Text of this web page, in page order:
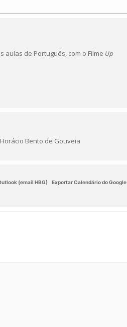
aulas de Português, com o Filme Up
Bento de Gouveia
(email HBG)
Exportar Calendário do Google